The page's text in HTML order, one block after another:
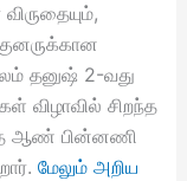
தனுஷ் 2-வது
விழாவில் சிறந்த
ஆண் பின்னணி
மேலும் அறிய